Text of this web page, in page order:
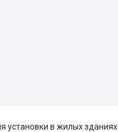
установки в жилых зданиях